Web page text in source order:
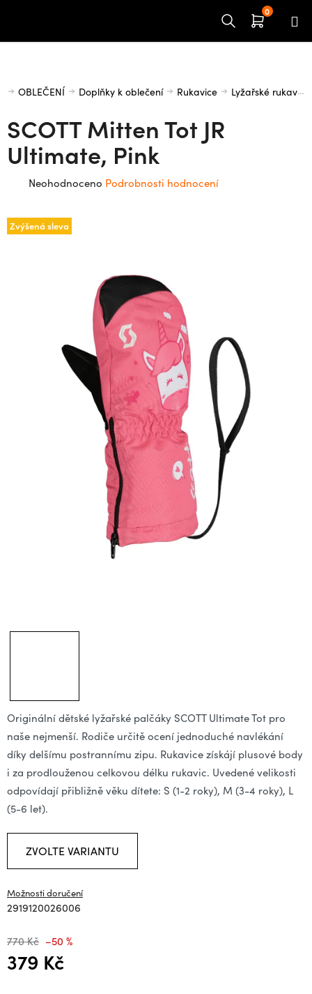
Domů
OBLEČENÍ Doplňky k oblečení Rukavice Lyžařské rukavice
Originální dětské lyžařské palčáky SCOTT Ultimate Tot pro
naše nejmenší. Rodiče určitě ocení jednoduché navlékání
díky delšímu postrannímu zipu. Rukavice získájí plusové body
i za prodlouženou celkovou délku rukavic. Uvedené velikosti
odpovídají přibližně věku dítete: S (1-2 roky), M (3-4 roky), L
(5-6 let).
ZVOLTE VARIANTU
Možnosti doručení
2919120026006
770 Kč –50 %
379 Kč
SCOTT Mitten Tot JR
Ultimate, Pink
Průměrné
produktu
je
Neohodnoceno Podrobnosti hodnocení
Zvýšená sleva